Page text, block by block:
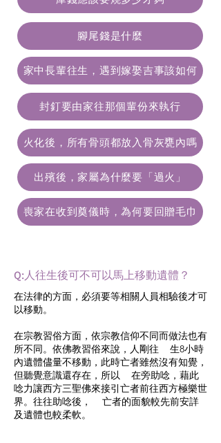
腳尾錢是什麼
家中長輩往生，遇到嫁娶吉事該如何
封釘要由家往那個輩份來執行
火化後，所有骨頭都放入骨灰甕內嗎
出殯後，家屬為什麼要「過火」
喪家在收到奠儀時，為何要回贈毛巾
Q:人往生後可不可以馬上移動遺體？
在法律的方面，必須要等相關人員相驗後才可
以移動。
在宗教習俗方面，依宗教信仰不同而做法也有
所不同。依佛教習俗來說，人剛往 生8小時
內遺體儘量不移動，此時亡者雖然沒有知覺，
但聽覺意識還存在，所以 在旁助唸，藉此
唸力讓西方三聖佛來接引亡者前往西方極樂世
界。往往助唸後， 亡者的面貌較先前安詳
及遺體也較柔軟。